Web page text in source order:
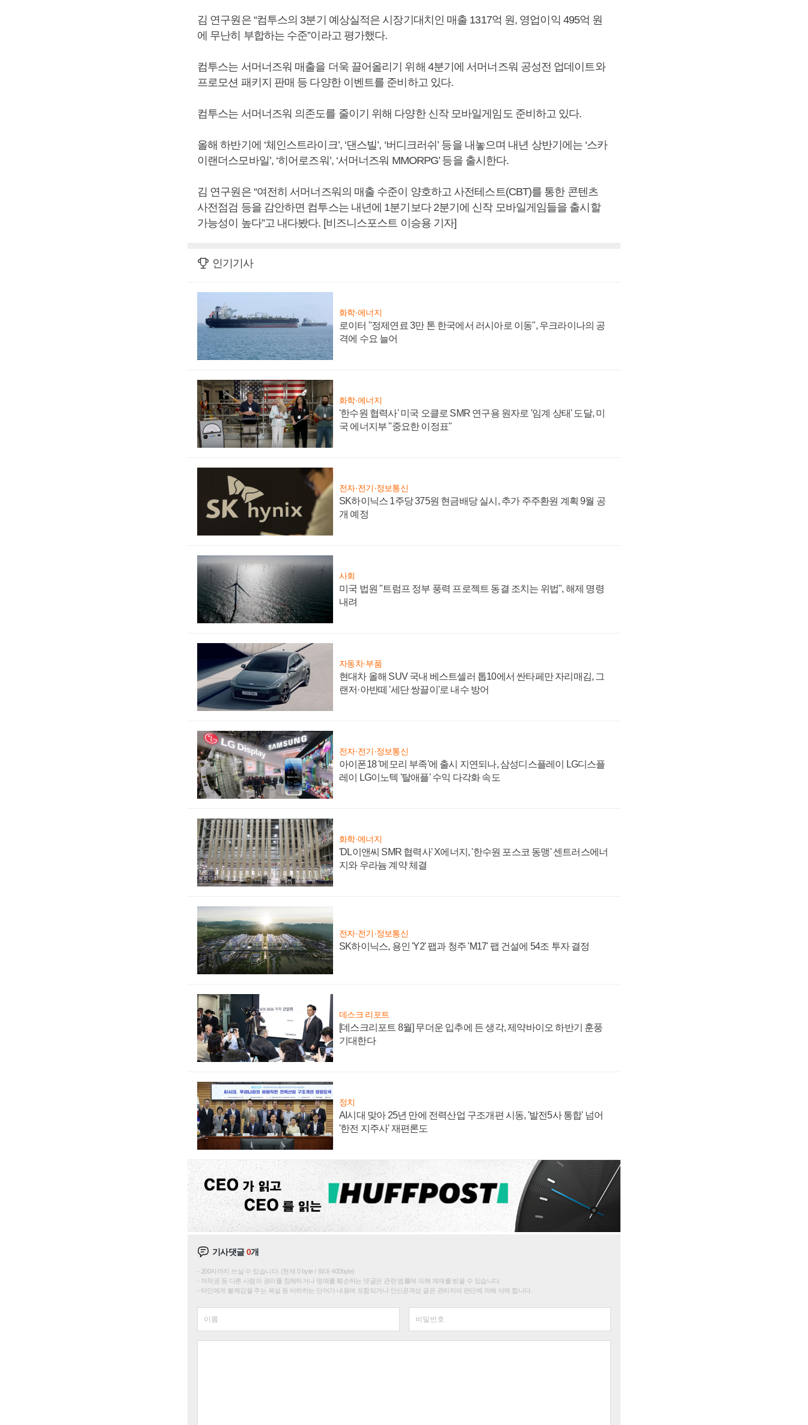
김 연구원은 “컴투스의 3분기 예상실적은 시장기대치인 매출 1317억 원, 영업이익 495억 원
에 무난히 부합하는 수준”이라고 평가했다.
컴투스는 서머너즈워 매출을 더욱 끌어올리기 위해 4분기에 서머너즈워 공성전 업데이트와
프로모션 패키지 판매 등 다양한 이벤트를 준비하고 있다.
컴투스는 서머너즈워 의존도를 줄이기 위해 다양한 신작 모바일게임도 준비하고 있다.
올해 하반기에 ‘체인스트라이크’, ‘댄스빌’, ‘버디크러쉬’ 등을 내놓으며 내년 상반기에는 ‘스카
이랜더스모바일’, ‘히어로즈워’, ‘서머너즈워 MMORPG’ 등을 출시한다.
김 연구원은 “여전히 서머너즈워의 매출 수준이 양호하고 사전테스트(CBT)를 통한 콘텐츠
사전점검 등을 감안하면 컴투스는 내년에 1분기보다 2분기에 신작 모바일게임들을 출시할
가능성이 높다”고 내다봤다. [비즈니스포스트 이승용 기자]
인기기사
화학·에너지
로이터 "정제연료 3만 톤 한국에서 러시아로 이동", 우크라이나의 공
격에 수요 늘어
화학·에너지
'한수원 협력사' 미국 오클로 SMR 연구용 원자로 '임계 상태' 도달, 미
국 에너지부 "중요한 이정표"
전자·전기·정보통신
SK하이닉스 1주당 375원 현금배당 실시, 추가 주주환원 계획 9월 공
개 예정
사회
미국 법원 "트럼프 정부 풍력 프로젝트 동결 조치는 위법", 해제 명령
내려
자동차·부품
현대차 올해 SUV 국내 베스트셀러 톱10에서 싼타페만 자리매김, 그
랜저·아반떼 '세단 쌍끌이'로 내수 방어
전자·전기·정보통신
아이폰18 '메모리 부족'에 출시 지연되나, 삼성디스플레이 LG디스플
레이 LG이노텍 '탈애플' 수익 다각화 속도
화학·에너지
'DL이앤씨 SMR 협력사' X에너지, '한수원 포스코 동맹' 센트러스에너
지와 우라늄 계약 체결
전자·전기·정보통신
SK하이닉스, 용인 'Y2' 팹과 청주 'M17' 팹 건설에 54조 투자 결정
데스크 리포트
[데스크리포트 8월] 무더운 입추에 든 생각, 제약바이오 하반기 훈풍
기대한다
정치
AI시대 맞아 25년 만에 전력산업 구조개편 시동, '발전5사 통합' 넘어
'한전 지주사' 재편론도
기사댓글0개
200자까지 쓰실 수 있습니다. (현재 0 byte / 최대 400byte)
저작권 등 다른 사람의 권리를 침해하거나 명예를 훼손하는 댓글은 관련 법률에 의해 제재를 받을 수 있습니다.
타인에게 불쾌감을 주는 욕설 등 비하하는 단어가 내용에 포함되거나 인신공격성 글은 관리자의 판단에 의해 삭제 합니다.